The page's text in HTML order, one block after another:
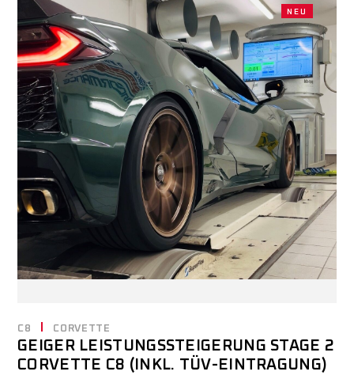
NEU
C8 CORVETTE
GEIGER LEISTUNGSSTEIGERUNG STAGE 2
CORVETTE C8 (INKL. TÜV-EINTRAGUNG)